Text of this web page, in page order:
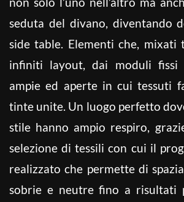
seduta del divano, diventando
side table. Elementi che, mixati
infiniti layout, dai moduli fissi
ampie ed aperte in cui tessuti
tinte unite. Un luogo perfetto
stile hanno ampio respiro,
selezione di tessili con cui il
realizzato che permette di
sobrie e neutre fino a risultati